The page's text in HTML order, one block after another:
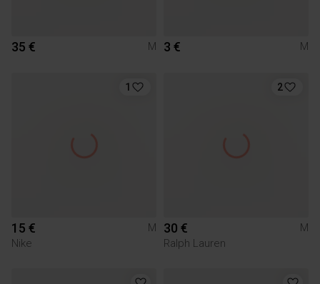
35 € M 3 € M
1
15 €
M
Nike
2
30 €
M
Ralph Lauren